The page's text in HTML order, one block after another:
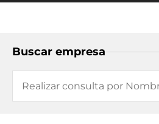
Buscar empresa